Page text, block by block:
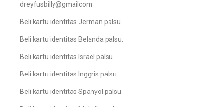
dreyfusbilly@gmailcom
Beli kartu identitas Jerman palsu.
Beli kartu identitas Belanda palsu.
Beli kartu identitas Israel palsu.
Beli kartu identitas Inggris palsu.
Beli kartu identitas Spanyol palsu.